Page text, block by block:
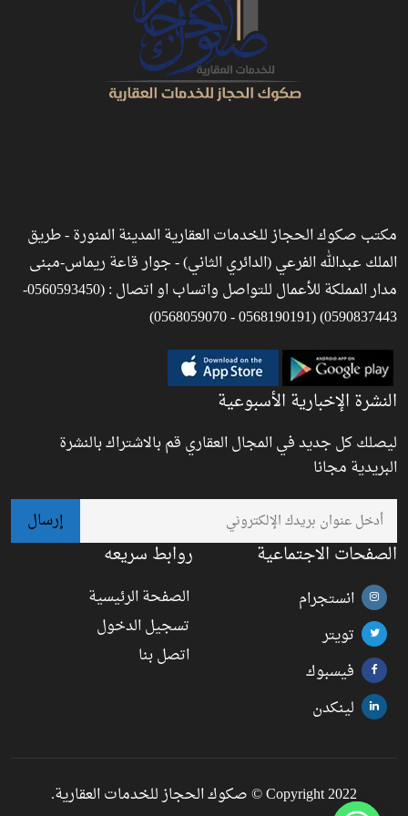
مكتب صكوك الحجاز للخدمات العقارية المدينة المنورة - طريق
الملك عبدالله الفرعي (الدائري الثاني) - جوار قاعة ريماس-مبنى
مدار المملكة للأعمال للتواصل واتساب او اتصال : (0560593450-
0590837443) (0568190191 - 0568059070)
النشرة الإخبارية الأسبوعية
ليصلك كل جديد في المجال العقاري قم بالاشتراك بالنشرة
البريدية مجانا
الصفحات الاجتماعية
انستجرام
تويتر
فيسبوك
لينكدن
روابط سريعه
الصفحة الرئيسية
تسجيل الدخول
اتصل بنا
Copyright 2022 © صكوك الحجاز للخدمات العقارية.